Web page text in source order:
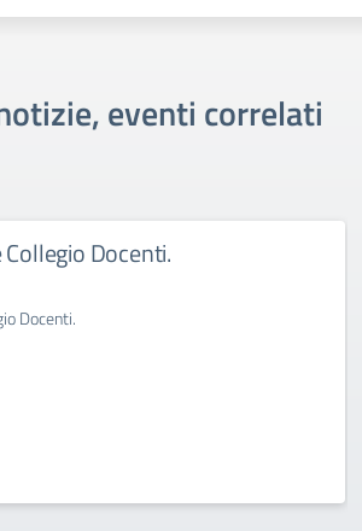
eventi correlati
Docenti.
Docenti.